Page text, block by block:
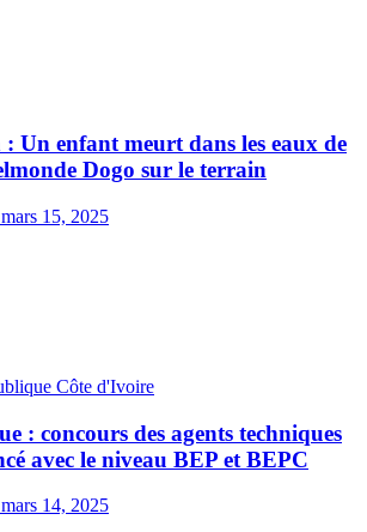
Un enfant meurt dans les eaux de
Dogo sur le terrain
mars 15, 2025
Côte d'Ivoire
: concours des agents techniques
avec le niveau BEP et BEPC
mars 14, 2025